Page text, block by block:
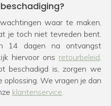
waar te maken,
je toch niet tevreden bent.
14 dagen na ontvangst
hiervoor ons retourbeleid.
beschadigd is, zorgen we
oplossing. We vragen je dan
klantenservice.